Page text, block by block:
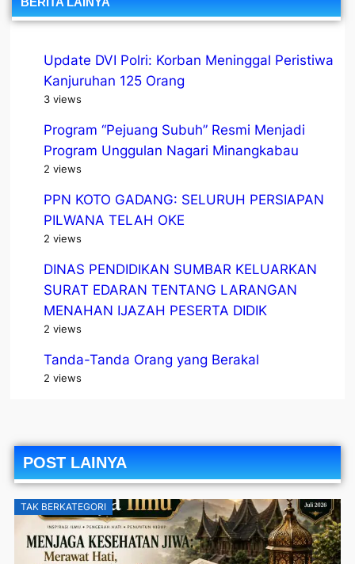
Update DVI Polri: Korban Meninggal Peristiwa
Kanjuruhan 125 Orang
3 views
Program “Pejuang Subuh” Resmi Menjadi
Program Unggulan Nagari Minangkabau
2 views
PPN KOTO GADANG: SELURUH PERSIAPAN
PILWANA TELAH OKE
2 views
DINAS PENDIDIKAN SUMBAR KELUARKAN
SURAT EDARAN TENTANG LARANGAN
MENAHAN IJAZAH PESERTA DIDIK
2 views
Tanda-Tanda Orang yang Berakal
2 views
POST LAINYA
TAK BERKATEGORI